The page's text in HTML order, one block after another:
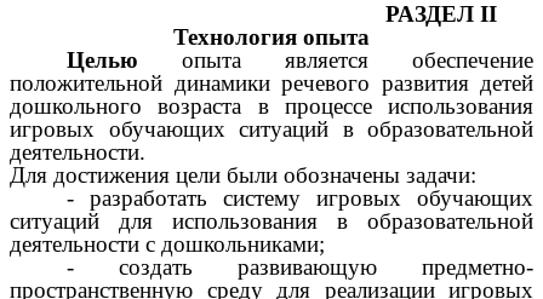
РАЗДЕЛ II
Технология опыта
Целью опыта является обеспечение
положительной динамики речевого развития детей
дошкольного возраста в процессе использования
игровых обучающих ситуаций в образовательной
деятельности.
Для достижения цели были обозначены задачи:
- разработать систему игровых обучающих
ситуаций для использования в образовательной
деятельности с дошкольниками;
- создать развивающую предметно-
пространственную среду для реализации игровых